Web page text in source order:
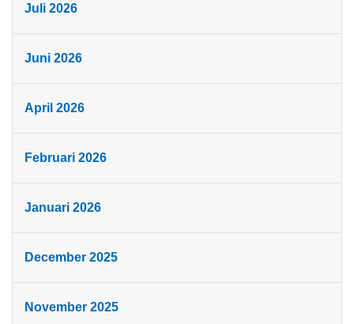
Juli 2026
Juni 2026
April 2026
Februari 2026
Januari 2026
December 2025
November 2025